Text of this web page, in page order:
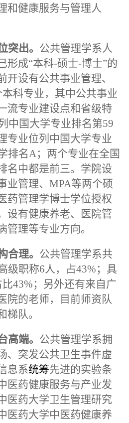
和健康服务与管理人
突出。 公共管理学系人
形成“本科-硕士-博士”的
开设有公共事业管理、
科专业，其中公共事业
流专业建设点和省级特
中国大学专业排名第59
专业位列中国大学专业
排名A；两个专业在全国
名中都是前三。学院设
业管理、MPA等两个硕
药管理学博士学位授权
设有健康养老、医院管
管理等专业方向。
合理。 公共管理学系共
级职称6人，占43%；具
43%；另外还有来自广
院的老师，目前师资队
梯队。
高端。 公共管理学系拥
、突发公共卫生事件虚
息系统筹先进的实验条
医药健康服务与产业发
医药大学卫生管理研究
医药大学中医药健康养